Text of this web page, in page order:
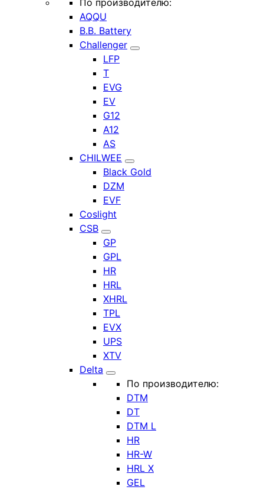
По производителю:
AQQU
B.B. Battery
Challenger
LFP
T
EVG
EV
G12
A12
AS
CHILWEE
Black Gold
DZM
EVF
Coslight
CSB
GP
GPL
HR
HRL
XHRL
TPL
EVX
UPS
XTV
Delta
По производителю:
DTM
DT
DTM L
HR
HR-W
HRL X
GEL